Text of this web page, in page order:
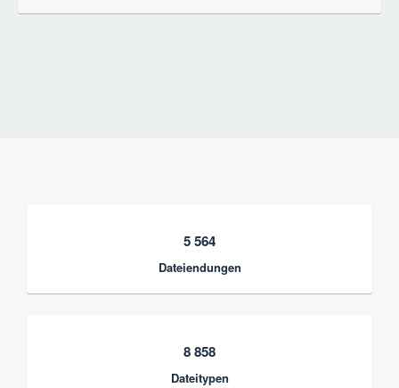
5 564
Dateiendungen
8 858
Dateitypen